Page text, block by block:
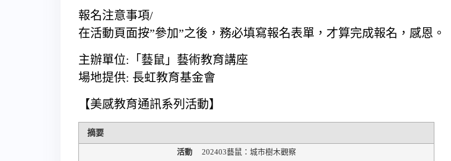
報名注意事項/
在活動頁面按”參加”之後，務必填寫報名表單，才算完成報名，感恩。
主辦單位:「藝鼠」藝術教育講座
場地提供: 長虹教育基金會
【美感教育通訊系列活動】
摘要
活動
202403藝鼠：城市樹木觀察